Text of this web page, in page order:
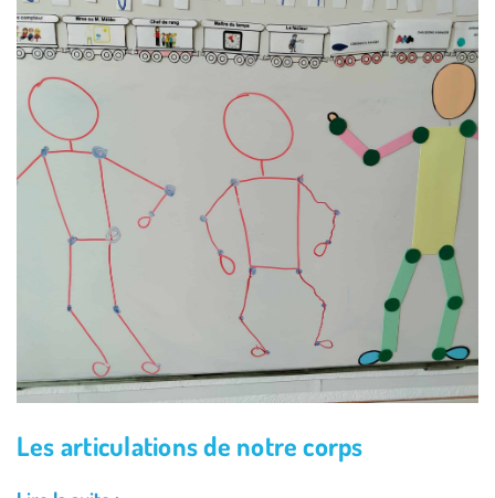
Les articulations de notre corps